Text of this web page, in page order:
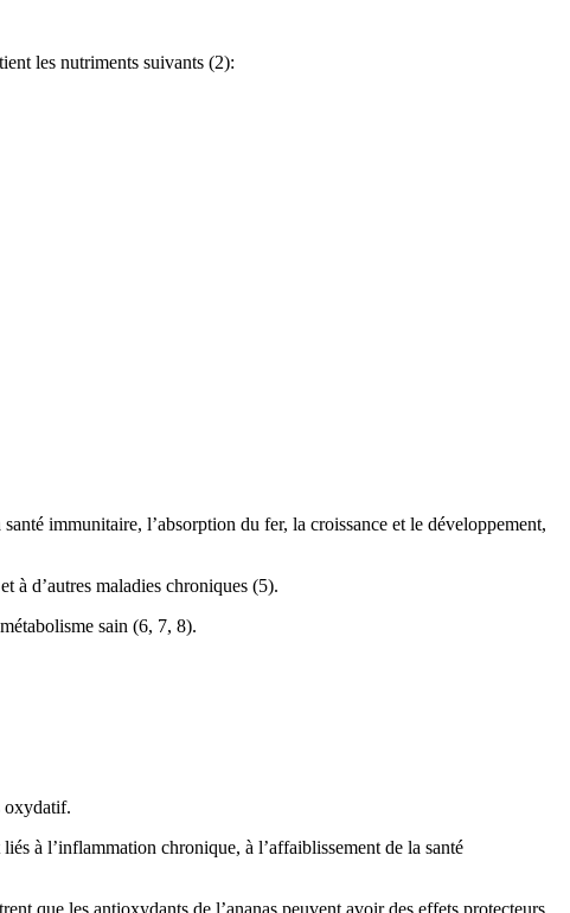
les nutriments suivants (2):
immunitaire, l’absorption du fer, la croissance et le développement,
à d’autres maladies chroniques (5).
sain (6, 7, 8).
oxydatif.
à l’inflammation chronique, à l’affaiblissement de la santé